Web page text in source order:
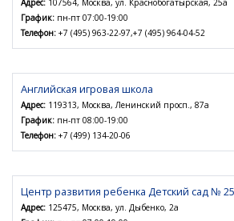
Адрес: 107564, Москва, ул. Краснобогатырская, 25а
График: пн-пт 07:00-19:00
Телефон: +7 (495) 963-22-97,+7 (495) 964-04-52
Английская игровая школа
Адрес: 119313, Москва, Ленинский просп., 87а
График: пн-пт 08:00-19:00
Телефон: +7 (499) 134-20-06
Центр развития ребенка Детский сад №
Адрес: 125475, Москва, ул. Дыбенко, 2а